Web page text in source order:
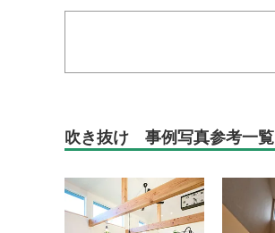
吹き抜け 事例写真参考一覧